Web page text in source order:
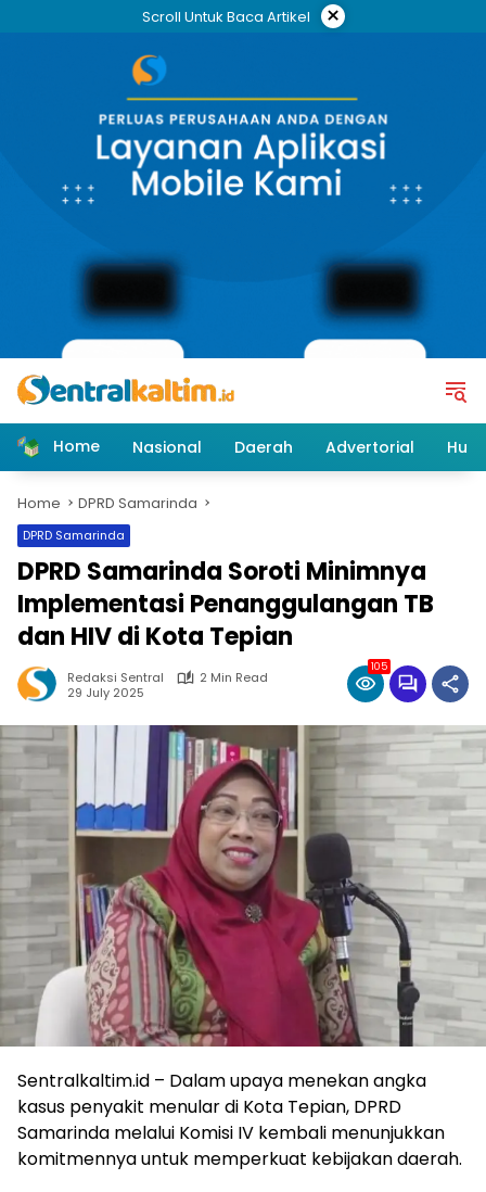
Scroll Untuk Baca Artikel ×
Home Nasional Daerah Advertorial
Home DPRD Samarinda
DPRD Samarinda
DPRD Samarinda Soroti Minimnya
Implementasi Penanggulangan TB
dan HIV di Kota Tepian
Redaksi Sentral
2 Min Read
29 July 2025
105
Sentralkaltim.id – Dalam upaya menekan angka
kasus penyakit menular di Kota Tepian, DPRD
Samarinda melalui Komisi IV kembali menunjukkan
komitmennya untuk memperkuat kebijakan daerah.